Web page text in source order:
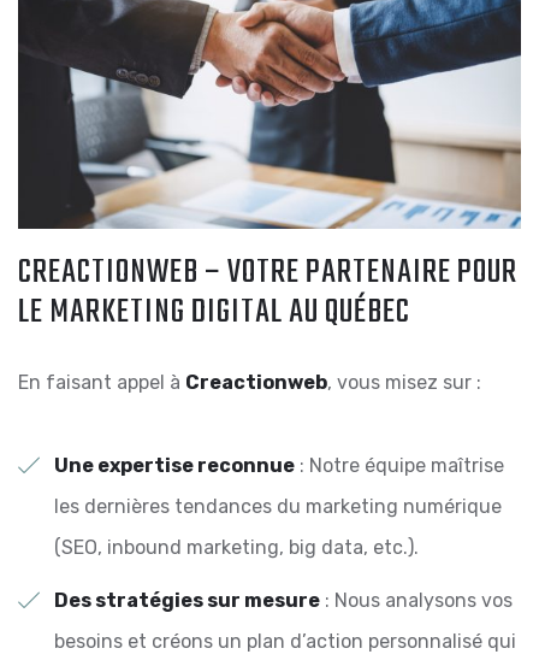
CREACTIONWEB – VOTRE PARTENAIRE POUR
LE MARKETING DIGITAL AU QUÉBEC
En faisant appel à Creactionweb, vous misez sur :
Une expertise reconnue : Notre équipe maîtrise
les dernières tendances du marketing numérique
(SEO, inbound marketing, big data, etc.).
Des stratégies sur mesure : Nous analysons vos
besoins et créons un plan d’action personnalisé qui